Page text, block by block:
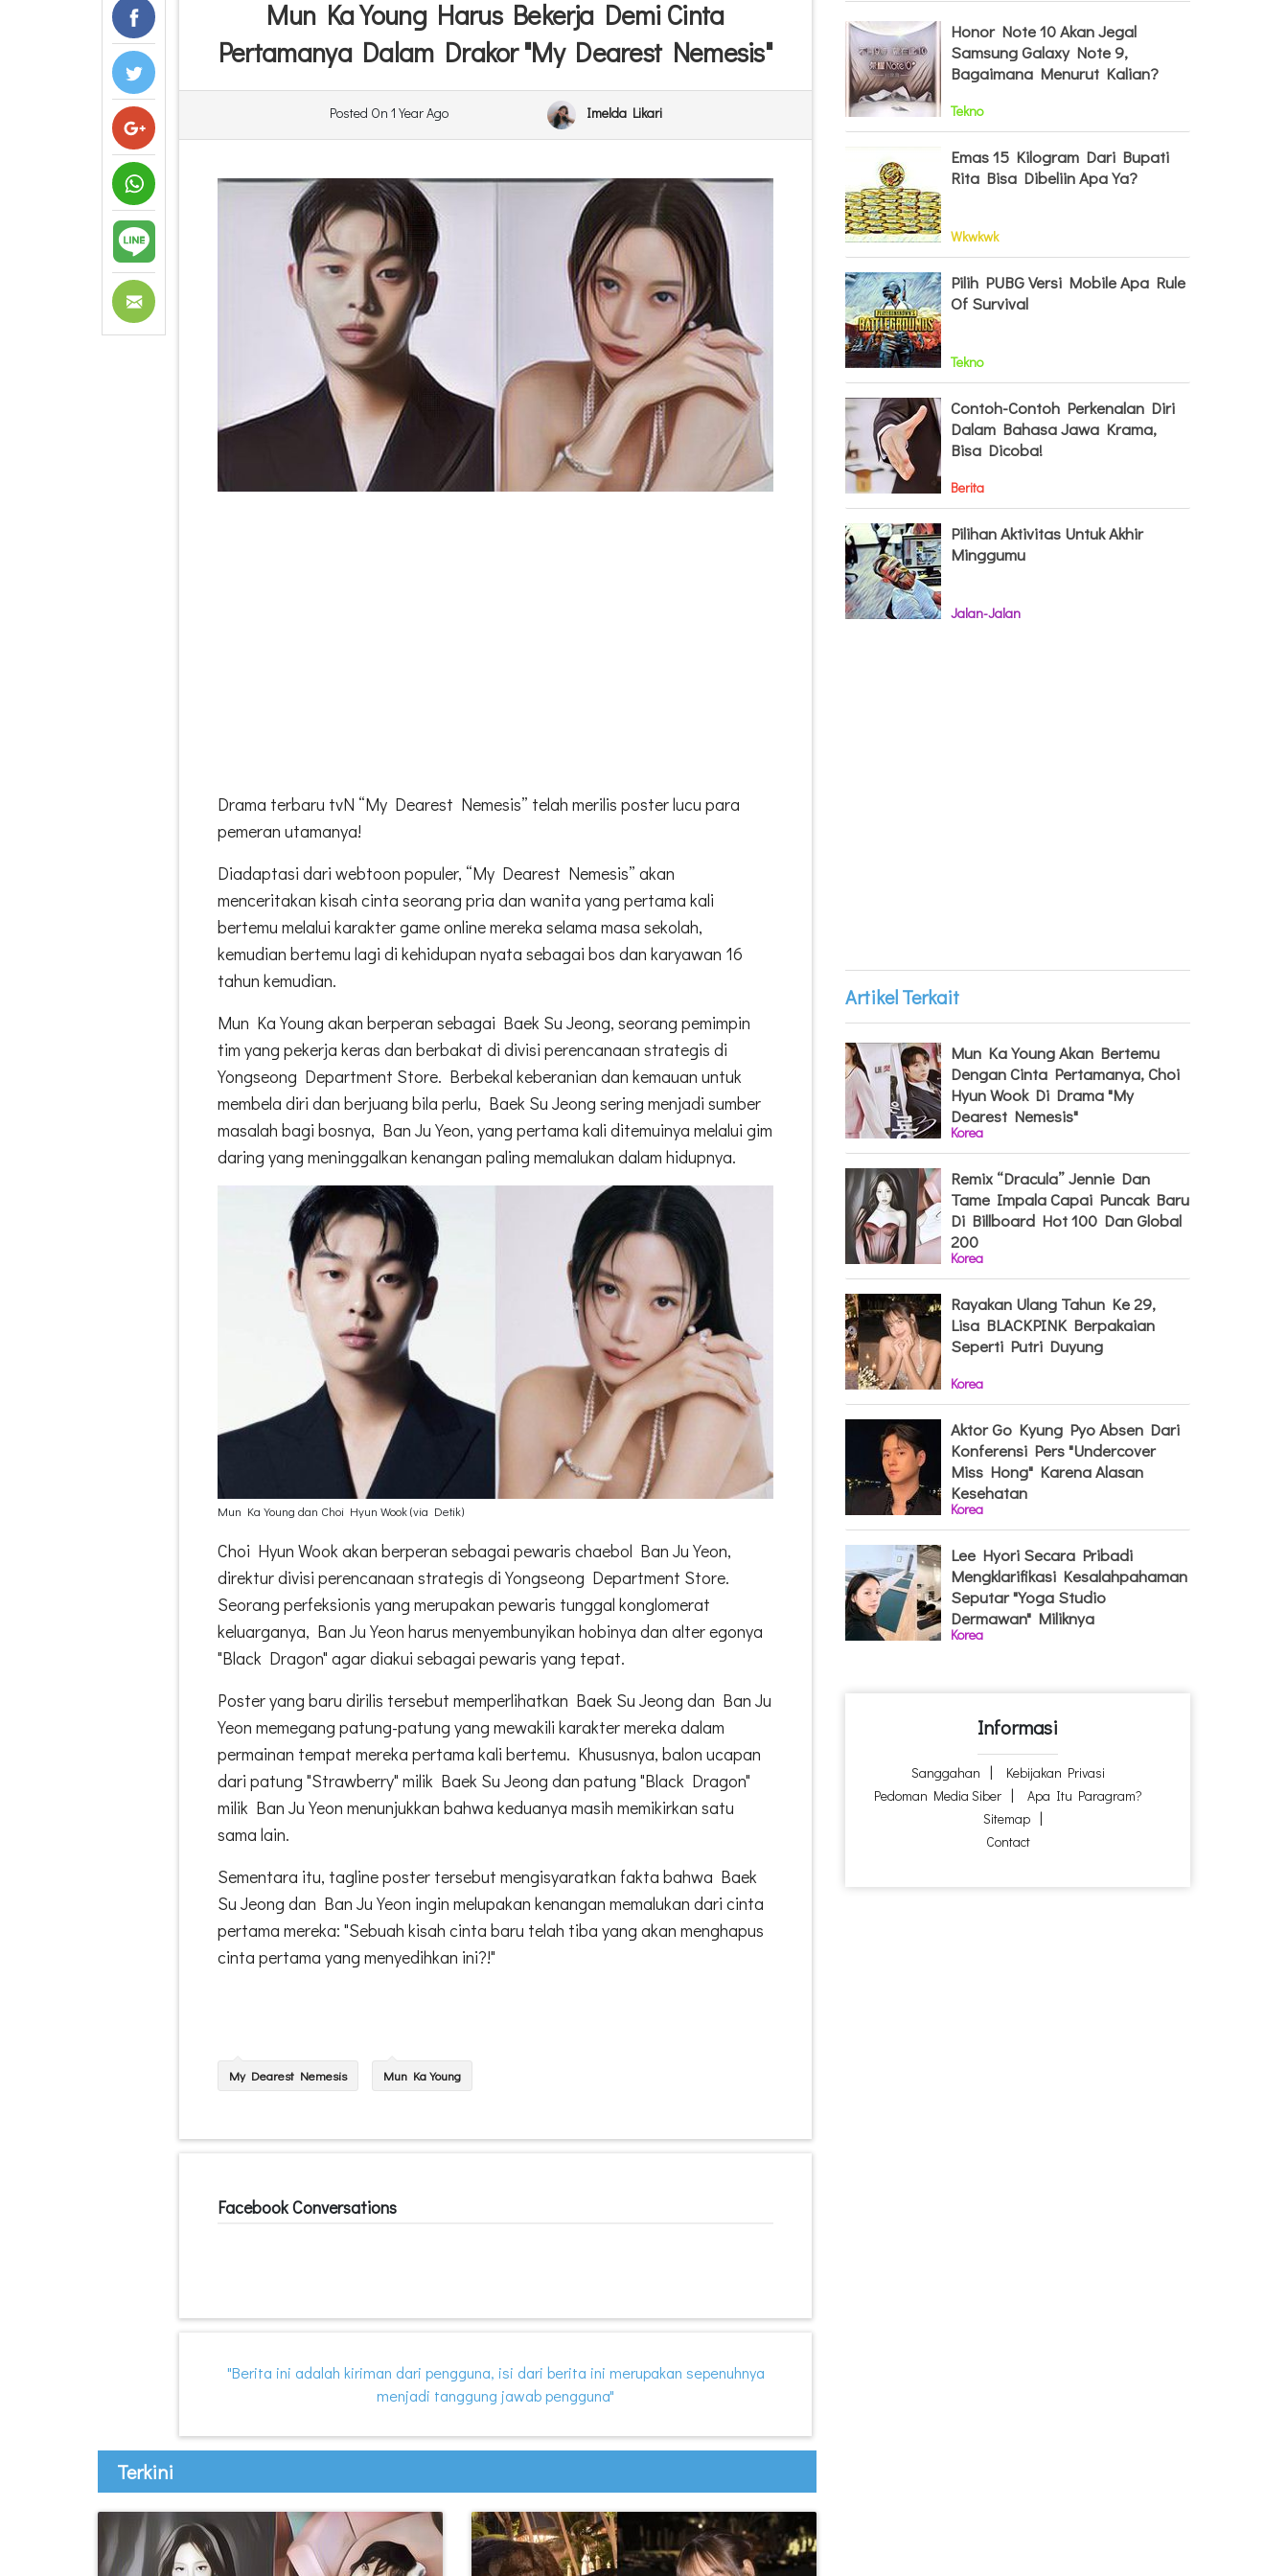
Mun Ka Young Harus Bekerja Demi Cinta
Pertamanya Dalam Drakor "My Dearest Nemesis"
Posted On 1 Year Ago Imelda Likari
Drama terbaru tvN “My Dearest Nemesis” telah merilis poster lucu para
pemeran utamanya!
Diadaptasi dari webtoon populer, “My Dearest Nemesis” akan
menceritakan kisah cinta seorang pria dan wanita yang pertama kali
bertemu melalui karakter game online mereka selama masa sekolah,
kemudian bertemu lagi di kehidupan nyata sebagai bos dan karyawan 16
tahun kemudian.
Mun Ka Young akan berperan sebagai Baek Su Jeong, seorang pemimpin
tim yang pekerja keras dan berbakat di divisi perencanaan strategis di
Yongseong Department Store. Berbekal keberanian dan kemauan untuk
membela diri dan berjuang bila perlu, Baek Su Jeong sering menjadi sumber
masalah bagi bosnya, Ban Ju Yeon, yang pertama kali ditemuinya melalui gim
daring yang meninggalkan kenangan paling memalukan dalam hidupnya.
Mun Ka Young dan Choi Hyun Wook (via Detik)
Choi Hyun Wook akan berperan sebagai pewaris chaebol Ban Ju Yeon,
direktur divisi perencanaan strategis di Yongseong Department Store.
Seorang perfeksionis yang merupakan pewaris tunggal konglomerat
keluarganya, Ban Ju Yeon harus menyembunyikan hobinya dan alter egonya
"Black Dragon" agar diakui sebagai pewaris yang tepat.
Poster yang baru dirilis tersebut memperlihatkan Baek Su Jeong dan Ban Ju
Yeon memegang patung-patung yang mewakili karakter mereka dalam
permainan tempat mereka pertama kali bertemu. Khususnya, balon ucapan
dari patung "Strawberry" milik Baek Su Jeong dan patung "Black Dragon"
milik Ban Ju Yeon menunjukkan bahwa keduanya masih memikirkan satu
sama lain.
Sementara itu, tagline poster tersebut mengisyaratkan fakta bahwa Baek
Su Jeong dan Ban Ju Yeon ingin melupakan kenangan memalukan dari cinta
pertama mereka: "Sebuah kisah cinta baru telah tiba yang akan menghapus
cinta pertama yang menyedihkan ini?!"
My Dearest Nemesis Mun Ka Young
Facebook Conversations
"Berita ini adalah kiriman dari pengguna, isi dari berita ini merupakan sepenuhnya
menjadi tanggung jawab pengguna"
Terkini
Honor Note 10 Akan Jegal
Samsung Galaxy Note 9,
Bagaimana Menurut Kalian?
Tekno
Emas 15 Kilogram Dari Bupati
Rita Bisa Dibeliin Apa Ya?
Wkwkwk
Pilih PUBG Versi Mobile Apa Rule
Of Survival
Tekno
Contoh-Contoh Perkenalan Diri
Dalam Bahasa Jawa Krama,
Bisa Dicoba!
Berita
Pilihan Aktivitas Untuk Akhir
Minggumu
Jalan-Jalan
Artikel Terkait
Mun Ka Young Akan Bertemu
Dengan Cinta Pertamanya, Choi
Hyun Wook Di Drama "My
Dearest Nemesis"
Korea
Remix “Dracula” Jennie Dan
Tame Impala Capai Puncak Baru
Di Billboard Hot 100 Dan Global
200
Korea
Rayakan Ulang Tahun Ke 29,
Lisa BLACKPINK Berpakaian
Seperti Putri Duyung
Korea
Aktor Go Kyung Pyo Absen Dari
Konferensi Pers "Undercover
Miss Hong" Karena Alasan
Kesehatan
Korea
Lee Hyori Secara Pribadi
Mengklarifikasi Kesalahpahaman
Seputar "Yoga Studio
Dermawan" Miliknya
Korea
Informasi
Sanggahan
Kebijakan Privasi
Pedoman Media Siber
Apa Itu Paragram?
Sitemap
Contact